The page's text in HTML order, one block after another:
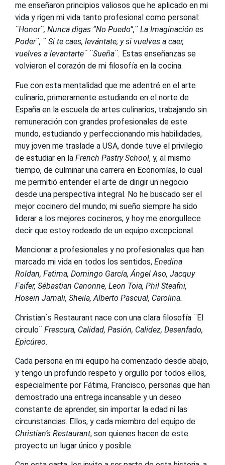
me enseñaron principios valiosos que he aplicado en mi
vida y rigen mi vida tanto profesional como personal:
¨Honor¨, Nunca digas “No Puedo”,¨ La Imaginación es
Poder¨, ¨ Si te caes, levántate; y si vuelves a caer,
vuelves a levantarte¨ ¨Sueña¨. Estas enseñanzas se
volvieron el corazón de mi filosofía en la cocina.
Fue con esta mentalidad que me adentré en el arte
culinario, primeramente estudiando en el norte de
España en la escuela de artes culinarios, trabajando sin
remuneración con grandes profesionales de este
mundo, estudiando y perfeccionando mis habilidades,
muy joven me traslade a USA, donde tuve el privilegio
de estudiar en la French Pastry School, y, al mismo
tiempo, de culminar una carrera en Economías, lo cual
me permitió entender el arte de dirigir un negocio
desde una perspectiva integral. No he buscado ser el
mejor cocinero del mundo; mi sueño siempre ha sido
liderar a los mejores cocineros, y hoy me enorgullece
decir que estoy rodeado de un equipo excepcional.
Mencionar a profesionales y no profesionales que han
marcado mi vida en todos los sentidos, Enedina
Roldan, Fatima, Domingo García, Ángel Aso, Jacquy
Faifer, Sébastian Canonne, Leon Toia, Phil Steafni,
Hosein Jamali, Sheila, Alberto Pascual, Carolina.
Christian´s Restaurant nace con una clara filosofía ¨El
circulo¨ Frescura, Calidad, Pasión, Calidez, Desenfado,
Epicúreo.
Cada persona en mi equipo ha comenzado desde abajo,
y tengo un profundo respeto y orgullo por todos ellos,
especialmente por Fátima, Francisco, personas que han
demostrado una entrega incansable y un deseo
constante de aprender, sin importar la edad ni las
circunstancias. Ellos, y cada miembro del equipo de
Christian’s Restaurant, son quienes hacen de este
proyecto un lugar único y posible.